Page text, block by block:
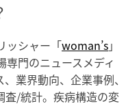
ッシャー「woman’s」
門のニュースメディ
業界動向、企業事例、
査/統計。疾病構造の変